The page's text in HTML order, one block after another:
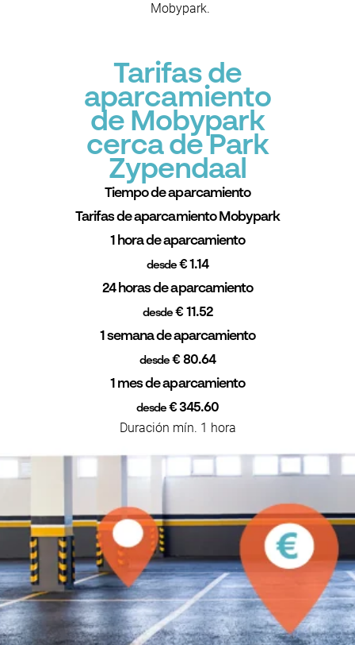
Mobypark.
Tarifas de
aparcamiento
de Mobypark
cerca de Park
Zypendaal
Tiempo de aparcamiento
Tarifas de aparcamiento Mobypark
1 hora de aparcamiento
desde€ 1.14
24 horas de aparcamiento
desde € 11.52
1 semana de aparcamiento
desde € 80.64
1 mes de aparcamiento
desde€ 345.60
Duración mín. 1 hora